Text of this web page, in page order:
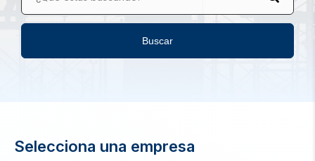
Buscar
Selecciona una empresa